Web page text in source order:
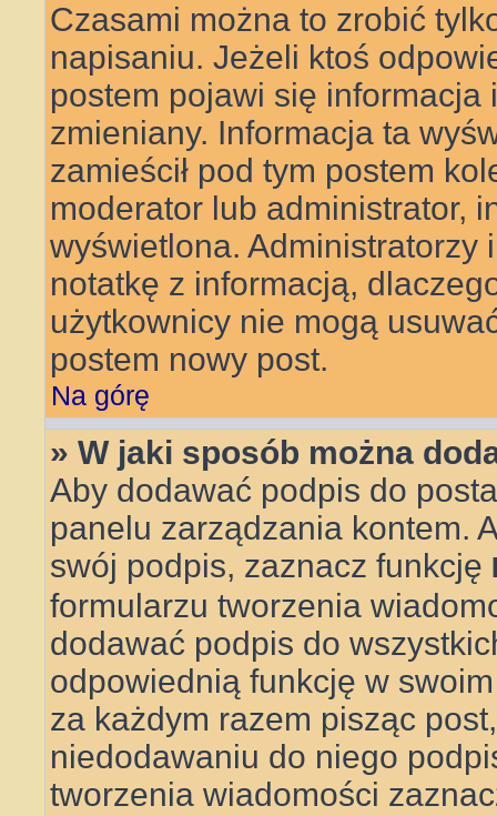
Czasami można to zrobić
napisaniu. Jeżeli ktoś
postem pojawi się informacja
zmieniany. Informacja ta
zamieścił pod tym postem
moderator lub administrator,
wyświetlona. Administratorzy
notatkę z informacją,
użytkownicy nie mogą
postem nowy post.
Na górę
» W jaki sposób można
Aby dodawać podpis do
panelu zarządzania kontem.
swój podpis, zaznacz funkcję
formularzu tworzenia
dodawać podpis do
odpowiednią funkcję w
za każdym razem pisząc
niedodawaniu do niego
tworzenia wiadomości